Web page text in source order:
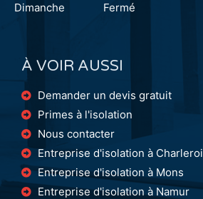
Dimanche Fermé
À VOIR AUSSI
Demander un devis gratuit
Primes à l'isolation
Nous contacter
Entreprise d'isolation à Charleroi
Entreprise d'isolation à Mons
Entreprise d'isolation à Namur